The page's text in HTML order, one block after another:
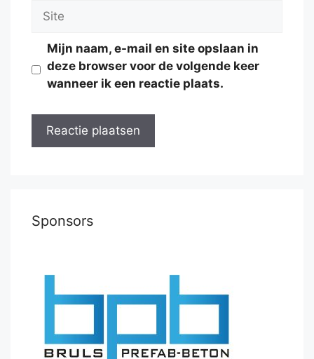
Site
Mijn naam, e-mail en site opslaan in
deze browser voor de volgende keer
wanneer ik een reactie plaats.
Sponsors